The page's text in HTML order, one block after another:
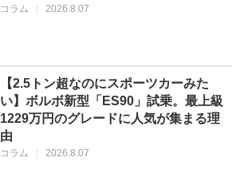
コラム 2026.8.07
【2.5トン超なのにスポーツカーみた
い】ボルボ新型「ES90」試乗。最上級
1229万円のグレードに人気が集まる理
由
コラム 2026.8.07